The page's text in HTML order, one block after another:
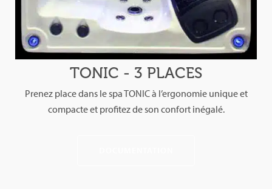
TONIC - 3 PLACES
Prenez place dans le spa TONIC à l’ergonomie unique et
compacte et profitez de son confort inégalé.